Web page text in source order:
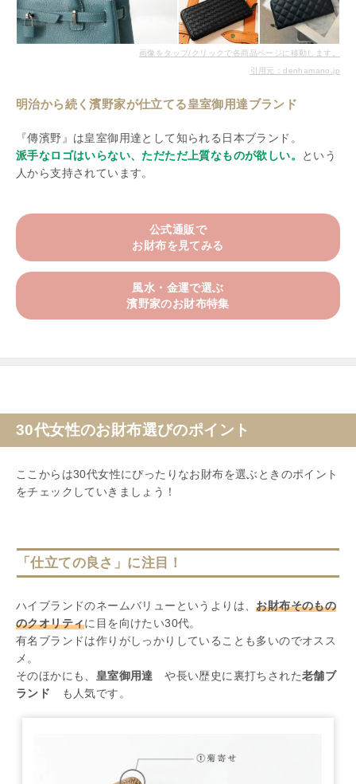
画像をタップ/クリックで各商品ページに移動します。
引用元：denhamano.jp
明治から続く濱野家が仕立てる皇室御用達ブランド
『傳濱野』は皇室御用達として知られる日本ブランド。
派手なロゴはいらない、ただただ上質なものが欲しい。
という
人から支持されています。
公式通販で
お財布を見てみる
風水・金運で選ぶ
濱野家のお財布特集
30代女性のお財布選びのポイント
ここからは30代女性にぴったりなお財布を選ぶときのポイント
をチェックしていきましょう！
「仕立ての良さ」に注目！
ハイブランドのネームバリューというよりは、お財布そのもの
のクオリティに目を向けたい30代。
有名ブランドは作りがしっかりしていることも多いのでオスス
メ。
そのほかにも、 皇室御用達 や長い歴史に裏打ちされた老舗ブ
ランド も人気です。